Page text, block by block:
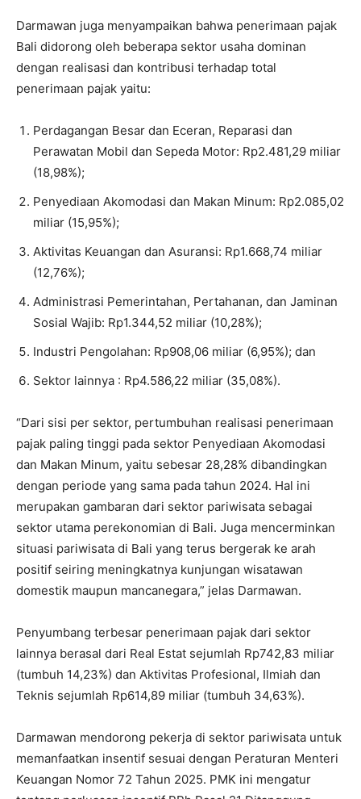
Darmawan juga menyampaikan bahwa penerimaan pajak
Bali didorong oleh beberapa sektor usaha dominan
dengan realisasi dan kontribusi terhadap total
penerimaan pajak yaitu:
Perdagangan Besar dan Eceran, Reparasi dan
Perawatan Mobil dan Sepeda Motor: Rp2.481,29 miliar
(18,98%);
Penyediaan Akomodasi dan Makan Minum: Rp2.085,02
miliar (15,95%);
Aktivitas Keuangan dan Asuransi: Rp1.668,74 miliar
(12,76%);
Administrasi Pemerintahan, Pertahanan, dan Jaminan
Sosial Wajib: Rp1.344,52 miliar (10,28%);
Industri Pengolahan: Rp908,06 miliar (6,95%); dan
Sektor lainnya : Rp4.586,22 miliar (35,08%).
“Dari sisi per sektor, pertumbuhan realisasi penerimaan
pajak paling tinggi pada sektor Penyediaan Akomodasi
dan Makan Minum, yaitu sebesar 28,28% dibandingkan
dengan periode yang sama pada tahun 2024. Hal ini
merupakan gambaran dari sektor pariwisata sebagai
sektor utama perekonomian di Bali. Juga mencerminkan
situasi pariwisata di Bali yang terus bergerak ke arah
positif seiring meningkatnya kunjungan wisatawan
domestik maupun mancanegara,” jelas Darmawan.
Penyumbang terbesar penerimaan pajak dari sektor
lainnya berasal dari Real Estat sejumlah Rp742,83 miliar
(tumbuh 14,23%) dan Aktivitas Profesional, Ilmiah dan
Teknis sejumlah Rp614,89 miliar (tumbuh 34,63%).
Darmawan mendorong pekerja di sektor pariwisata untuk
memanfaatkan insentif sesuai dengan Peraturan Menteri
Keuangan Nomor 72 Tahun 2025. PMK ini mengatur